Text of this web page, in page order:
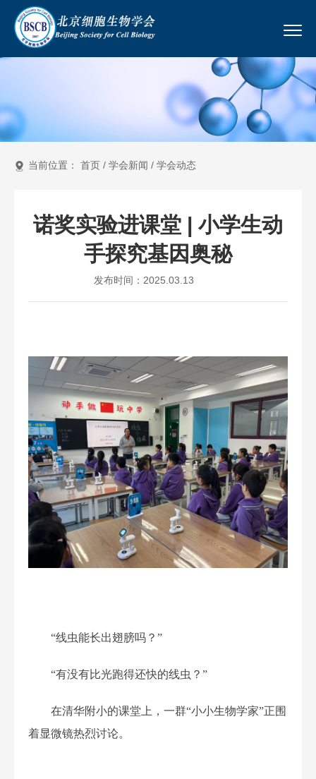
当前位置： 首页 / 学会新闻 / 学会动态
诺奖实验进课堂 | 小学生动
手探究基因奥秘
发布时间：2025.03.13
“线虫能长出翅膀吗？ ”
“有没有比光跑得还快的线虫？ ”
在清华附小的课堂上，一群“小小生物学家”正围
着显微镜热烈讨论。